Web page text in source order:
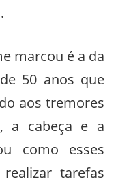
marcou é a da
50 anos que
aos tremores
a cabeça e a
como esses
tarefas